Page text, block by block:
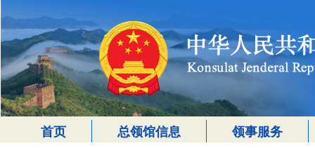
首页 总领馆信息 领事服务